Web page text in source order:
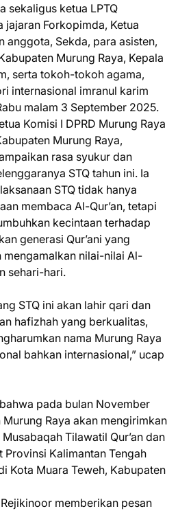
sekaligus ketua LPTQ
jajaran Forkopimda, Ketua
anggota, Sekda, para asisten,
Murung Raya, Kepala
serta tokoh-tokoh agama,
internasional imranul karim
malam 3 September 2025.
Komisi I DPRD Murung Raya
Murung Raya,
rasa syukur dan
STQ tahun ini. Ia
STQ tidak hanya
membaca Al-Qur’an, tetapi
kecintaan terhadap
generasi Qur’ani yang
mengamalkan nilai-nilai Al-
sehari-hari.
STQ ini akan lahir qari dan
hafizhah yang berkualitas,
nama Murung Raya
bahkan internasional,” ucap
pada bulan November
Raya akan mengirimkan
Tilawatil Qur’an dan
Provinsi Kalimantan Tengah
Kota Muara Teweh, Kabupaten
memberikan pesan